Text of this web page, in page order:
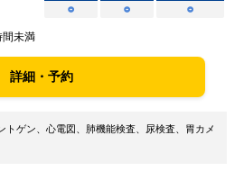
○
○ ○
間未満
詳細・予約
トゲン、心電図、肺機能検査、尿検査、胃カメ